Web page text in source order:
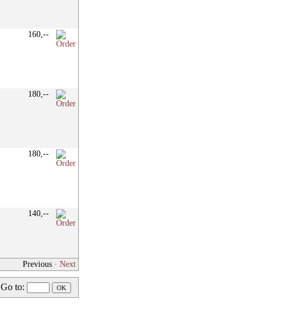
160,--
180,--
180,--
140,--
Previous · Next
Go to: